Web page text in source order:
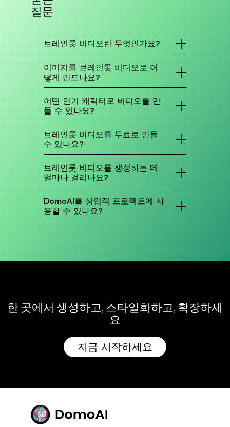
질문
브레인롯 비디오란 무엇인가요?
식으로, 게임 영상 같은 과자극 비주얼을 AI 내레이
션 및 밈과 결합하여 시청자 유지를 극대화합니다.
이미지를 브레인롯 비디오로 어
떻게 만드나요?
트로 원하는 애니메이션을 설명하거나 템플릿을
선택한 후 비디오를 생성하면 됩니다.
어떤 인기 캐릭터로 비디오를 만
들 수 있나요?
Sahur, Tralalero Tralala, 트렌딩 마스코트, 오리
지널 캐릭터, 애니메이션 피규어, 게임 아바타, 바
이럴 밈 포맷. 이미지를 업로드하면 AI가 애니메이
브레인롯 비디오를 무료로 만들
수 있나요?
롯 비디오를 무료로 만들 수 있습니다.
브레인롯 비디오를 생성하는 데
얼마나 걸리나요?
다. 복잡한 애니메이션은 더 오래 걸립니다. 여러
생성을 대기열에 넣고 다른 작업을 할 수 있습니
다.
DomoAI를 상업적 프로젝트에 사
용할 수 있나요?
한 곳에서 생성하고, 스타일화하고, 확장하세
요
지금 시작하세요